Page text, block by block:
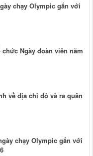
chạy Olympic gắn với
Ngày đoàn viên năm
về địa chỉ đỏ và ra quân
chạy Olympic gắn với